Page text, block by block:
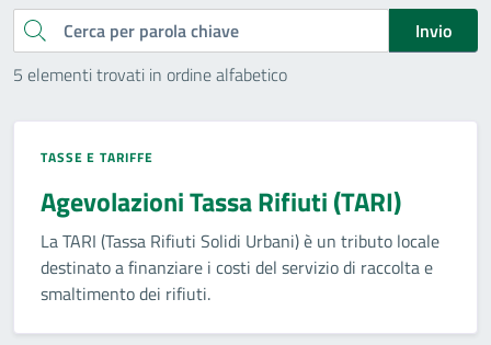
Cerca
Invio
5 elementi trovati in ordine alfabetico
TASSE E TARIFFE
Agevolazioni Tassa Rifiuti (TARI)
La TARI (Tassa Rifiuti Solidi Urbani) è un tributo locale
destinato a finanziare i costi del servizio di raccolta e
smaltimento dei rifiuti.